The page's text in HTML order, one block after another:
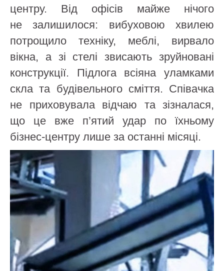
центру. Від офісів майже нічого
не залишилося: вибуховою хвилею
потрощило техніку, меблі, вирвало
вікна, а зі стелі звисають зруйновані
конструкції. Підлога всіяна уламками
скла та будівельного сміття. Співачка
не приховувала відчаю та зізналася,
що це вже п’ятий удар по їхньому
бізнес-центру лише за останні місяці.